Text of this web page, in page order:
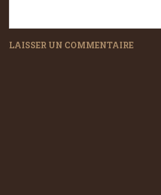
LAISSER UN COMMENTAIRE